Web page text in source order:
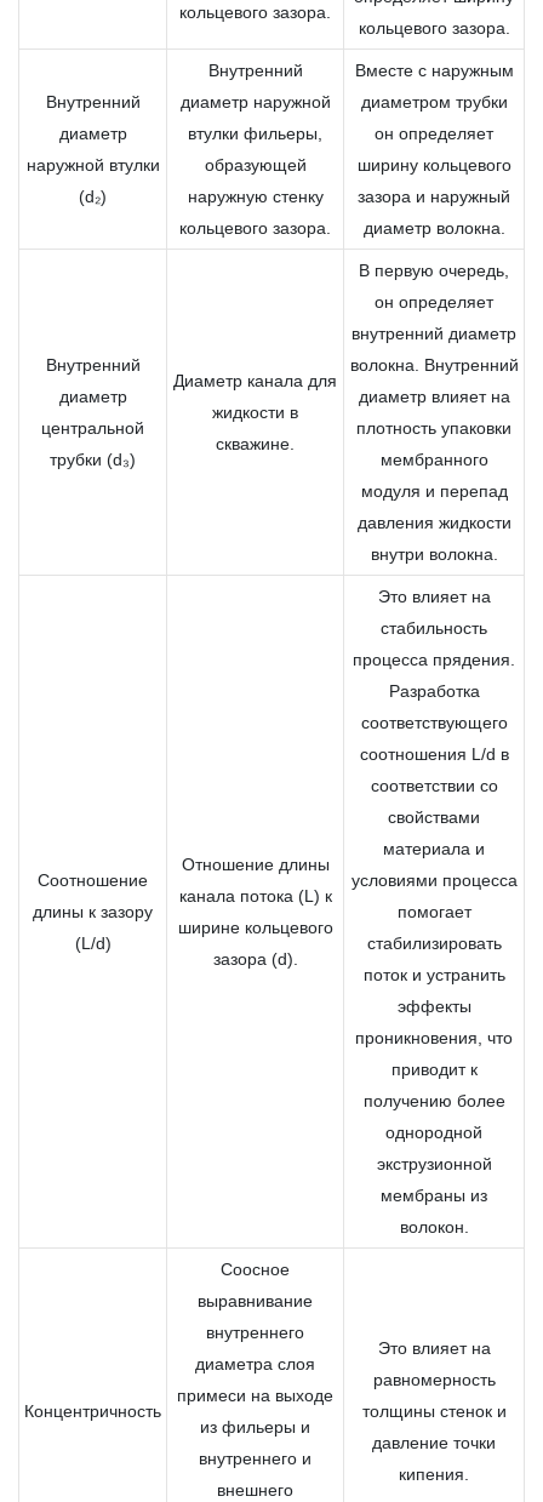
кольцевого зазора.
кольцевого зазора.
Внутренний
диаметр
наружной втулки
(d₂)
Внутренний
диаметр наружной
втулки фильеры,
образующей
наружную стенку
кольцевого зазора.
Вместе с наружным
диаметром трубки
он определяет
ширину кольцевого
зазора и наружный
диаметр волокна.
Внутренний
диаметр
центральной
трубки (d₃)
Диаметр канала для
жидкости в
скважине.
В первую очередь,
он определяет
внутренний диаметр
волокна. Внутренний
диаметр влияет на
плотность упаковки
мембранного
модуля и перепад
давления жидкости
внутри волокна.
Соотношение
длины к зазору
(L/d)
Отношение длины
канала потока (L) к
ширине кольцевого
зазора (d).
Это влияет на
стабильность
процесса прядения.
Разработка
соответствующего
соотношения L/d в
соответствии со
свойствами
материала и
условиями процесса
помогает
стабилизировать
поток и устранить
эффекты
проникновения, что
приводит к
получению более
однородной
экструзионной
мембраны из
волокон.
Концентричность
Соосное
выравнивание
внутреннего
диаметра слоя
примеси на выходе
из фильеры и
внутреннего и
внешнего
Это влияет на
равномерность
толщины стенок и
давление точки
кипения.